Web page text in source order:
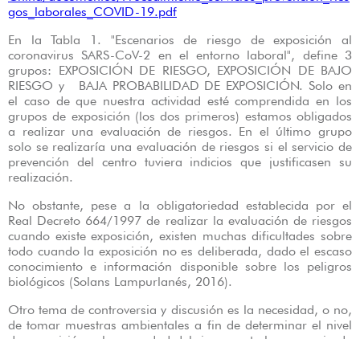
gos_laborales_COVID-19.pdf
En la Tabla 1. "Escenarios de riesgo de exposición al
coronavirus SARS-CoV-2 en el entorno laboral", define 3
grupos: EXPOSICIÓN DE RIESGO, EXPOSICIÓN DE BAJO
RIESGO y BAJA PROBABILIDAD DE EXPOSICIÓN. Solo en
el caso de que nuestra actividad esté comprendida en los
grupos de exposición (los dos primeros) estamos obligados
a realizar una evaluación de riesgos. En el último grupo
solo se realizaría una evaluación de riesgos si el servicio de
prevención del centro tuviera indicios que justificasen su
realización.
No obstante, pese a la obligatoriedad establecida por el
Real Decreto 664/1997 de realizar la evaluación de riesgos
cuando existe exposición, existen muchas dificultades sobre
todo cuando la exposición no es deliberada, dado el escaso
conocimiento e información disponible sobre los peligros
biológicos (Solans Lampurlanés, 2016).
Otro tema de controversia y discusión es la necesidad, o no,
de tomar muestras ambientales a fin de determinar el nivel